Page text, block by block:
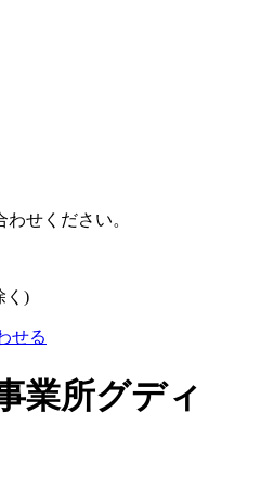
せください。
く)
せる
業所グディ